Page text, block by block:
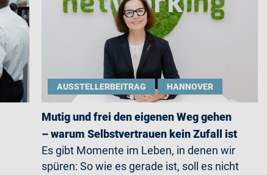
AUSSTELLERBEITRAG HANNOVER
Mutig und frei den eigenen Weg gehen
– warum Selbstvertrauen kein Zufall ist
Es gibt Momente im Leben, in denen wir
spüren: So wie es gerade ist, soll es nicht